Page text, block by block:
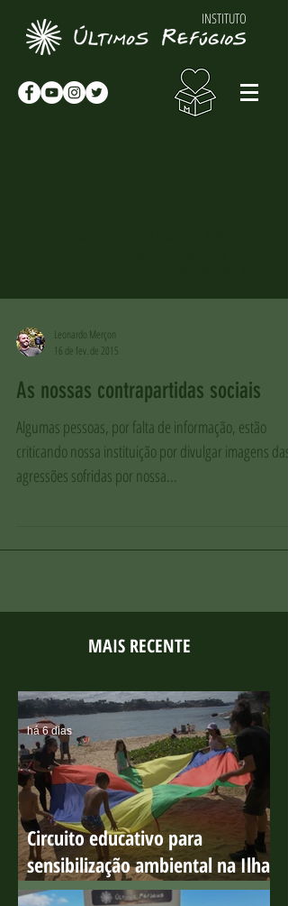
INSTITUTO
Leonardo Merçon
16 de fev. de 2015
As nossas contrapartidas sociais
Algumas pessoas, por falta de informação, estão
criticando nossa instituição por divulgar imagens das
agressões sofridas por nossa...
MAIS RECENTE
Circuito educativo para
sensibilização ambiental na Ilha
do Boi
há 6 dias